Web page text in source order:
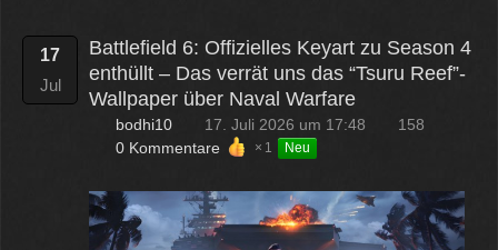
17
Jul
Battlefield 6: Offizielles Keyart zu Season 4
enthüllt – Das verrät uns das “Tsuru Reef”-
Wallpaper über Naval Warfare
bodhi10 17. Juli 2026 um 17:48
158
0 Kommentare
1 Neu